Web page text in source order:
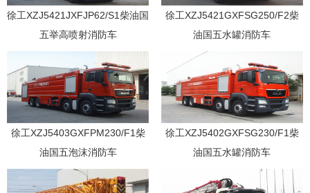
徐工XZJ5421JXFJP62/S1柴油国
五举高喷射消防车
徐工XZJ5421GXFSG250/F2柴
油国五水罐消防车
徐工XZJ5403GXFPM230/F1柴
油国五泡沫消防车
徐工XZJ5402GXFSG230/F1柴
油国五水罐消防车